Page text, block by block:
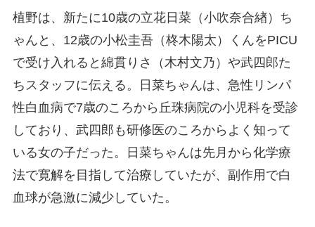
植野は、新たに10歳の立花日菜（小吹奈合緖）ち
ゃんと、12歳の小松圭吾（柊木陽太）くんをPICU
で受け入れると綿貫りさ（木村文乃）や武四郎た
ちスタッフに伝える。日菜ちゃんは、急性リンパ
性白血病で7歳のころから丘珠病院の小児科を受診
しており、武四郎も研修医のころからよく知って
いる女の子だった。日菜ちゃんは先月から化学療
法で寛解を目指して治療していたが、副作用で白
血球が急激に減少していた。